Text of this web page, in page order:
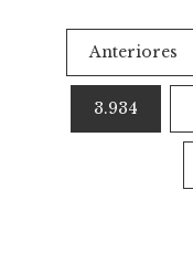
Paginación
entradas
Anteriores
3.934